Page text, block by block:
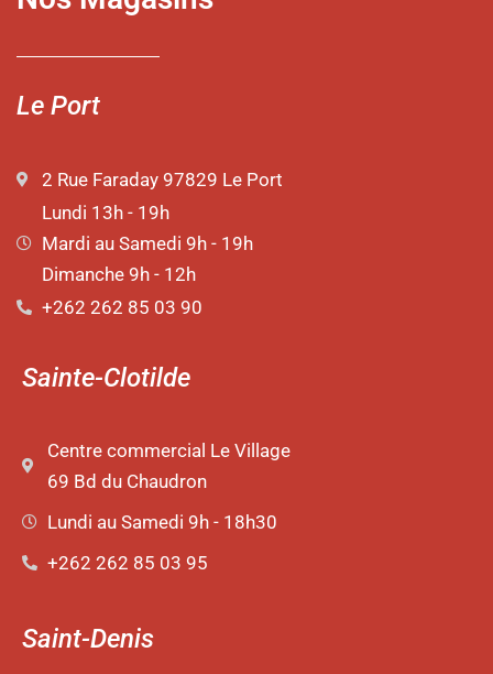
Le Port
2 Rue Faraday 97829 Le Port
Lundi 13h - 19h
Mardi au Samedi 9h - 19h
Dimanche 9h - 12h
+262 262 85 03 90
Sainte-Clotilde
Centre commercial Le Village
69 Bd du Chaudron
Lundi au Samedi 9h - 18h30
+262 262 85 03 95
Saint-Denis